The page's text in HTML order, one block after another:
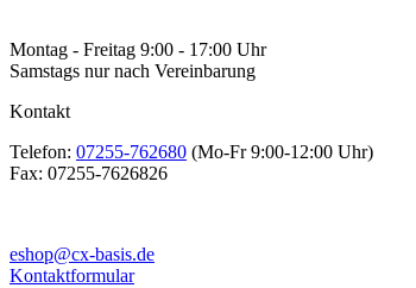
Montag - Freitag 9:00 - 17:00 Uhr
Samstags nur nach Vereinbarung
Kontakt
Telefon: 07255-762680 (Mo-Fr 9:00-12:00 Uhr)
Fax: 07255-7626826
eshop@cx-basis.de
Kontaktformular